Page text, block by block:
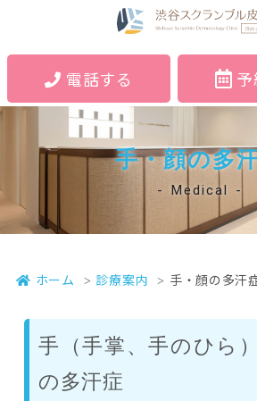
電話する
手・顔の多
Medical
ホーム 診療案内 手・顔の多汗
手（手掌、手のひら
の多汗症